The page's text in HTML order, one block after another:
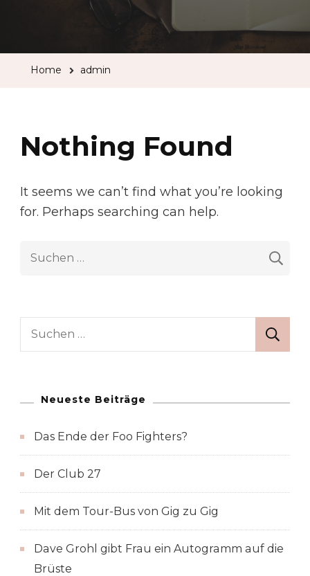
Home admin
Nothing Found
It seems we can’t find what you’re looking
for. Perhaps searching can help.
Suche
Suche
Neueste Beiträge
Das Ende der Foo Fighters?
Der Club 27
Mit dem Tour-Bus von Gig zu Gig
Dave Grohl gibt Frau ein Autogramm auf die
Brüste